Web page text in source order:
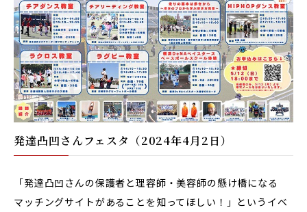
発達凸凹さんフェスタ（2024年4月2日）
「発達凸凹さんの保護者と理容師・美容師の懸け橋になる
マッチングサイトがあることを知ってほしい！」というイベ